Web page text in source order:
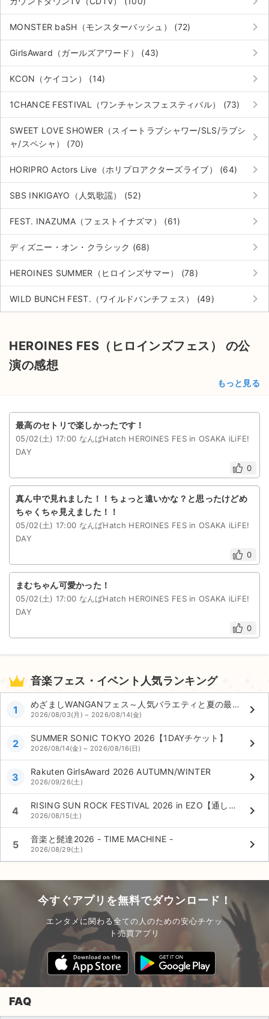
MONSTER baSH（モンスターバッシュ） (72) keyboard_arrow_right
GirlsAward（ガールズアワード） (43) keyboard_arrow_right
KCON（ケイコン） (14) keyboard_arrow_right
1CHANCE FESTIVAL（ワンチャンスフェスティバル） (73) keyboard_arrow_right
SWEET LOVE SHOWER（スイートラブシャワー/SLS/ラブシ
ャ/スペシャ） (70)
keyboard_arrow_right
HORIPRO Actors Live（ホリプロアクターズライブ） (64) keyboard_arrow_right
SBS INKIGAYO（人気歌謡） (52) keyboard_arrow_right
FEST. INAZUMA（フェストイナズマ） (61) keyboard_arrow_right
ディズニー・オン・クラシック (68) keyboard_arrow_right
HEROINES SUMMER（ヒロインズサマー） (78) keyboard_arrow_right
WILD BUNCH FEST.（ワイルドバンチフェス） (49) keyboard_arrow_right
HEROINES FES（ヒロインズフェス） の公
演の感想
もっと見る
最高のセトリで楽しかったです！
05/02(土) 17:00 なんばHatch HEROINES FES in OSAKA iLiFE!
DAY
0
真ん中で見れました！！ちょっと遠いかな？と思ったけどめ
ちゃくちゃ見えました！！
05/02(土) 17:00 なんばHatch HEROINES FES in OSAKA iLiFE!
DAY
0
まむちゃん可愛かった！
05/02(土) 17:00 なんばHatch HEROINES FES in OSAKA iLiFE!
DAY
0
音楽フェス・イベント人気ランキング
1 めざましWANGANフェス～人気バラエティと夏の最強コラボ～
2026/08/03(月) ~ 2026/08/14(金) keyboard_arrow_right
2 SUMMER SONIC TOKYO 2026【1DAYチケット】
2026/08/14(金) ~ 2026/08/16(日) keyboard_arrow_right
3 Rakuten GirlsAward 2026 AUTUMN/WINTER
2026/09/26(土) keyboard_arrow_right
4 RISING SUN ROCK FESTIVAL 2026 in EZO【通し券】
2026/08/15(土) keyboard_arrow_right
5 音楽と髭達2026 - TIME MACHINE -
2026/08/29(土) keyboard_arrow_right
今すぐアプリを無料でダウンロード！
エンタメに関わる全ての人のための安心チケッ
ト売買アプリ
FAQ